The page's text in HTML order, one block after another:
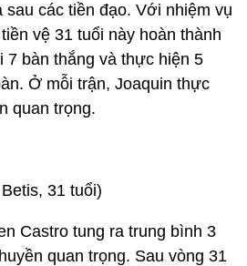
sau các tiền đạo. Với nhiệm vụ
vệ 31 tuổi này hoàn thành
7 bàn thắng và thực hiện 5
Ở mỗi trận, Joaquin thực
quan trọng.
31 tuổi)
Castro tung ra trung bình 3
quan trọng. Sau vòng 31